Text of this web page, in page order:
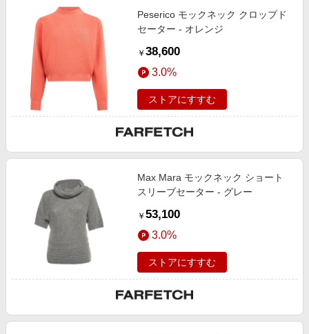
Peserico モックネック クロップド
セーター - オレンジ
￥ 38,600
3.0%
ストアにすすむ
Max Mara モックネック ショート
スリーブセーター - グレー
￥ 53,100
3.0%
ストアにすすむ